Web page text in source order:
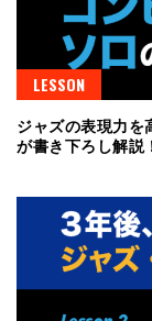
LESSON
ジャズの表現力を
が書き下ろし解説